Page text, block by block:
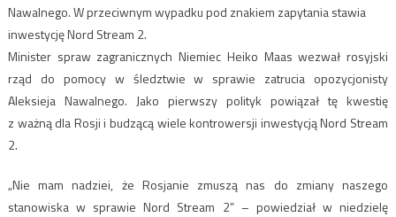
Nawalnego. W przeciwnym wypadku pod znakiem zapytania stawia
inwestycję Nord Stream 2.
Minister spraw zagranicznych Niemiec Heiko Maas wezwał rosyjski
rząd do pomocy w śledztwie w sprawie zatrucia opozycjonisty
Aleksieja Nawalnego. Jako pierwszy polityk powiązał tę kwestię
z ważną dla Rosji i budzącą wiele kontrowersji inwestycją Nord Stream
2.
„Nie mam nadziei, że Rosjanie zmuszą nas do zmiany naszego
stanowiska w sprawie Nord Stream 2” – powiedział w niedzielę